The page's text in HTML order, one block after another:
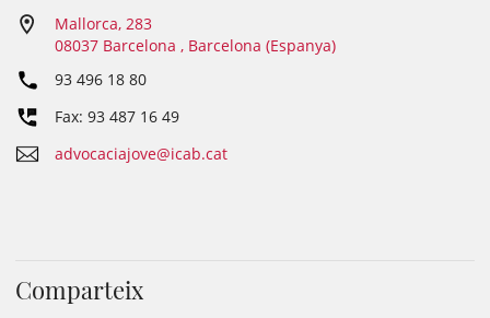
Mallorca, 283
08037 Barcelona , Barcelona (Espanya)
93 496 18 80
Fax: 93 487 16 49
advocaciajove@icab.cat
Comparteix